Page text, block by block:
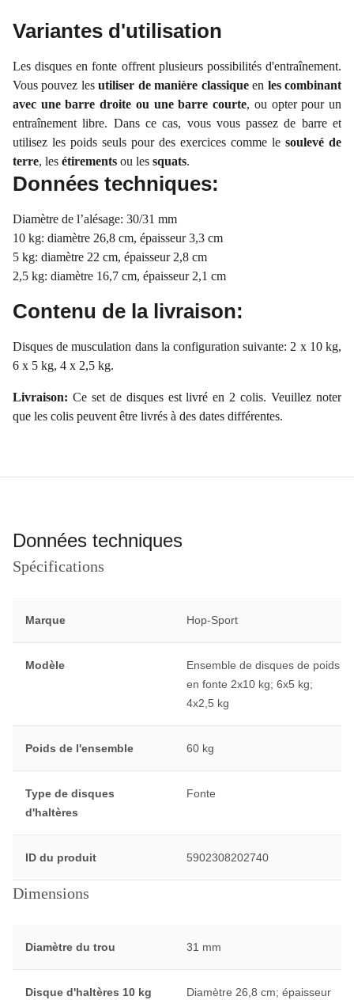
Variantes d'utilisation
Les disques en fonte offrent plusieurs possibilités d'entraînement.
Vous pouvez lesutiliser de manière classiqueen les combinant
avec une barre droite ou une barre courte, ou opter pour un
entraînement libre. Dans ce cas, vous vous passez de barre et
utilisez les poids seuls pour des exercices comme le soulevé de
terre, les étirements ou les squats.
Données techniques:
Diamètre de l’alésage: 30/31 mm
10 kg: diamètre 26,8 cm, épaisseur 3,3 cm
5 kg: diamètre 22 cm, épaisseur 2,8 cm
2,5 kg: diamètre 16,7 cm, épaisseur 2,1 cm
Contenu de la livraison:
Disques de musculation dans la configuration suivante: 2 x 10 kg,
6 x 5 kg, 4 x 2,5 kg.
Livraison: Ce set de disques est livré en 2 colis. Veuillez noter
que les colis peuvent être livrés à des dates différentes.
Données techniques
Spécifications
Marque Hop-Sport
Modèle
Ensemble de disques de poids
en fonte 2x10 kg; 6x5 kg;
4x2,5 kg
Poids de l'ensemble 60 kg
Type de disques
d'haltères
Fonte
ID du produit 5902308202740
Dimensions
Diamètre du trou 31 mm
Disque d'haltères 10 kg
Diamètre 26,8 cm; épaisseur